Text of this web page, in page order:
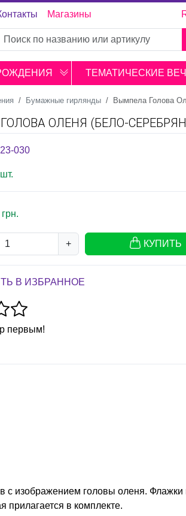
Магазины
ТЕМАТИЧЕСКИЕ
Бумажные гирлянды Вымпела Голова
ОЛЕНЯ (БЕЛО-
030
грн.
+ КУПИТЬ
В ИЗБРАННОЕ
первым!
с изображением головы оленя. Флажки
прилагается в комплекте.